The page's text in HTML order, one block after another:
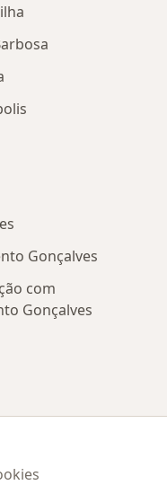
Gonçalves
com
Gonçalves